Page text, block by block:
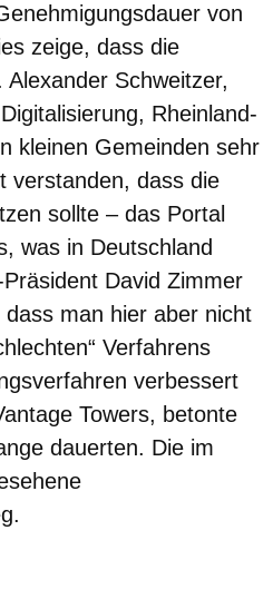
von
zeige, dass die
Schweitzer,
Rheinland-
kleinen Gemeinden sehr
verstanden, dass die
sollte – das Portal
was in Deutschland
David Zimmer
man hier aber nicht
Verfahrens
verbessert
Towers, betonte
dauerten. Die im